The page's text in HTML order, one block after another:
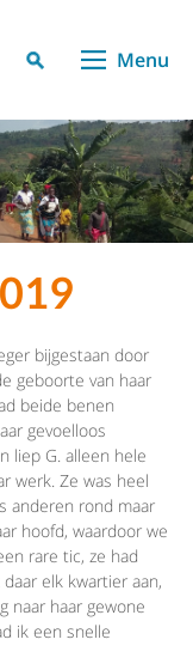
Menu
bijgestaan door
geboorte van haar
beide benen
gevoelloos
liep G. alleen hele
werk. Ze was heel
anderen rond maar
hoofd, waardoor we
rare tic, ze had
elk kwartier aan,
naar haar gewone
ik een snelle